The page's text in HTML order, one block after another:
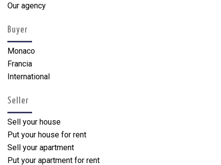
Our agency
Buyer
Monaco
Francia
International
Seller
Sell your house
Put your house for rent
Sell your apartment
Put your apartment for rent